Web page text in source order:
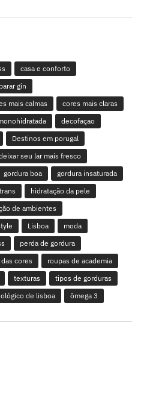
casa e conforto
gin
mais calmas
cores mais claras
decofaçao
Destinos em porugal
seu lar mais fresco
gordura boa
gordura insaturada
hidratação da pele
de ambientes
Lisboa
moda
perda de gordura
cores
roupas de academia
texturas
tipos de gorduras
de lisboa ômega 3